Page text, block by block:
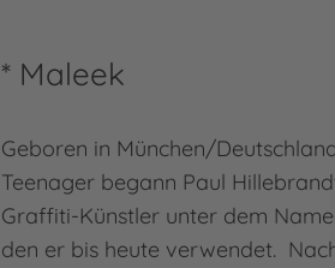
* Maleek
Geboren in München/
Teenager begann Paul
Graffiti-Künstler unter dem
den er bis heute verwendet.